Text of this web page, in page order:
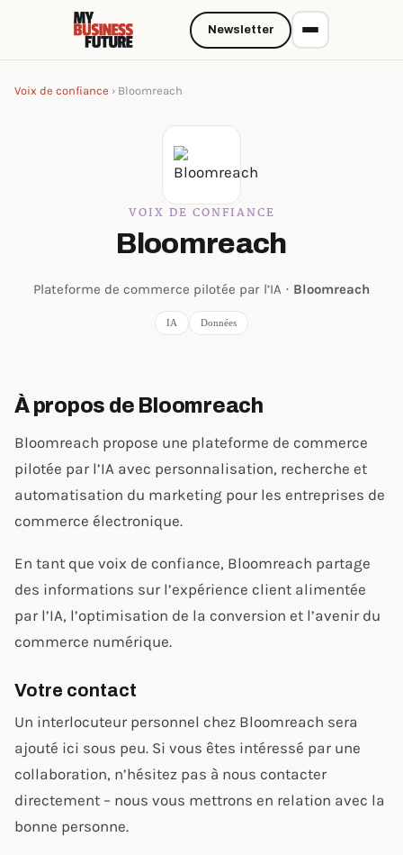
Voix de confiance › Bloomreach
VOIX DE CONFIANCE
Bloomreach
Plateforme de commerce pilotée par l’IA · Bloomreach
IA Données
À propos de Bloomreach
Bloomreach propose une plateforme de commerce
pilotée par l’IA avec personnalisation, recherche et
automatisation du marketing pour les entreprises de
commerce électronique.
En tant que voix de confiance, Bloomreach partage
des informations sur l’expérience client alimentée
par l’IA, l’optimisation de la conversion et l’avenir du
commerce numérique.
Votre contact
Un interlocuteur personnel chez Bloomreach sera
ajouté ici sous peu. Si vous êtes intéressé par une
collaboration, n’hésitez pas à nous contacter
directement – nous vous mettrons en relation avec la
bonne personne.
Newsletter